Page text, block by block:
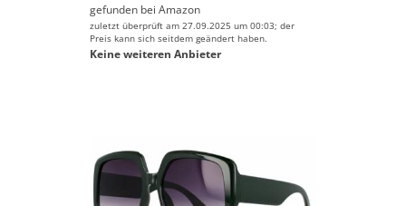
gefunden bei Amazon
zuletzt überprüft am 27.09.2025 um 00:03; der
Preis kann sich seitdem geändert haben.
Keine weiteren Anbieter